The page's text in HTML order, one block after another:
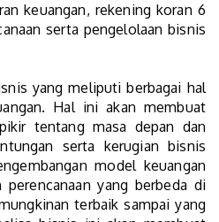
keuangan, rekening koran 6
serta pengelolaan bisnis
yang meliputi berbagai hal
Hal ini akan membuat
tentang masa depan dan
serta kerugian bisnis
model keuangan
perencanaan yang berbeda di
terbaik sampai yang